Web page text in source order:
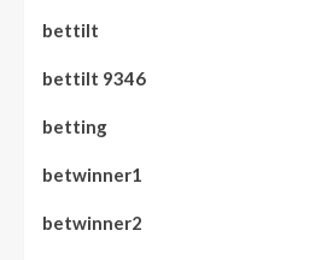
bettilt
bettilt 9346
betting
betwinner1
betwinner2